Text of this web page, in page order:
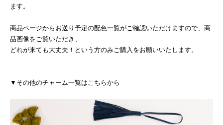
ます。
商品ページからお送り予定の配色一覧がご確認いただけますので、商
品画像をご覧いただき、
どれが来ても大丈夫！という方のみご購入をお願いいたします。
▼その他のチャーム一覧はこちらから